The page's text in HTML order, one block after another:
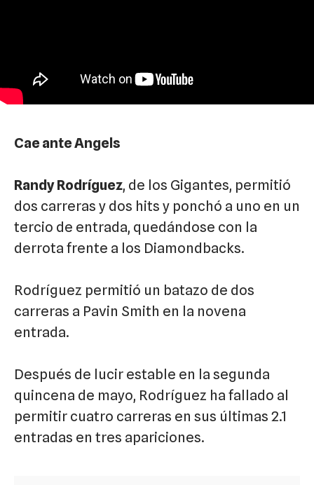
Cae ante Angels
Randy Rodríguez, de los Gigantes, permitió
dos carreras y dos hits y ponchó a uno en un
tercio de entrada, quedándose con la
derrota frente a los Diamondbacks.
Rodríguez permitió un batazo de dos
carreras a Pavin Smith en la novena
entrada.
Después de lucir estable en la segunda
quincena de mayo, Rodríguez ha fallado al
permitir cuatro carreras en sus últimas 2.1
entradas en tres apariciones.